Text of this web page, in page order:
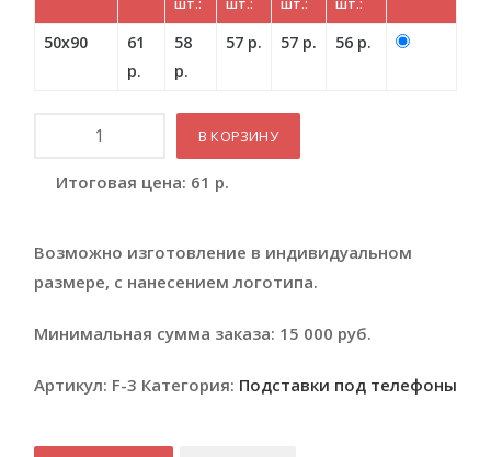
шт.:
шт.:
шт.:
шт.:
50х90
61
р.
58
р.
57 р. 57 р. 56 р.
Количество В КОРЗИНУ
Итоговая цена: 61 р.
Возможно изготовление в индивидуальном
размере, с нанесением логотипа.
Минимальная сумма заказа: 15 000 руб.
Артикул: F-3 Категория: Подставки под телефоны